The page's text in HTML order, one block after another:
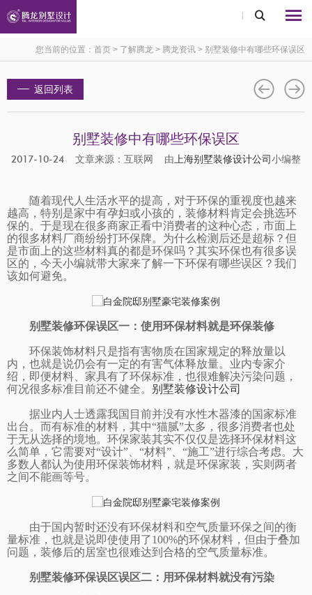
您当前的位置： 首页 > 了解腾龙 > 腾龙资讯 > 别墅装修中有哪些环保误区
返回列表
别墅装修中有哪些环保误区
2017-10-24 文章来源：互联网 由上海别墅装修设计公司小编整
随着现代人生活水平的提高，对于环保的重视度也越来
越高，特别是家中有孕妇或小孩的，装修材料肯定会挑选环
保的。于是现在很多商家正看中消费者的这种心态，市面上
的很多材料厂商纷纷打环保牌。为什么检测后还是超标？但
是市面上的这些材料真的都是环保吗？其实环保也有很多误
区的，今天小编就带大家来了解一下环保有哪些误区？我们
该如何避免。
别墅装修环保误区一：使用环保材料就是环保装修
环保装饰材料只是指有害物质在国家规定的释放量以
内，也就是说仍会有一定的有害气体释放量。业内专家介
绍，即便材料、家具有了环保标准，也很难解决污染问题，
何况很多标准目前还不健全。 别墅装修设计公司
据业内人士透露我国目前并没有水性木器漆的国家标准
出台。而有标准的材料，其中“猫腻”太多，很多消费者也处
于无从选择的境地。环保家装其实不仅仅是选择环保材料这
么简单，它需要对“设计”、“材料”、“施工”进行综合考虑。大
多数人都认为使用环保装饰材料，就是环保家装，实则两者
之间不能画等号。
由于国内暂时还没有环保材料和空气质量环保之间的衡
量标准，也就是说即使使用了100%的环保材料，但由于叠加
问题，装修后的居室也很难达到合格的空气质量标准。
别墅装修环保误区误区二：用环保材料就没有污染